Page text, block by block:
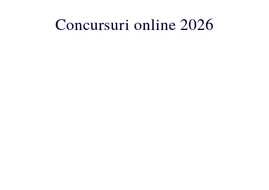
ConcursuriConcursuri online 2026